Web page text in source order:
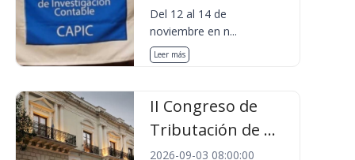
Del 12 al 14 de
noviembre en n...
Leer más
II Congreso de
Tributación de ...
2026-09-03 08:00:00